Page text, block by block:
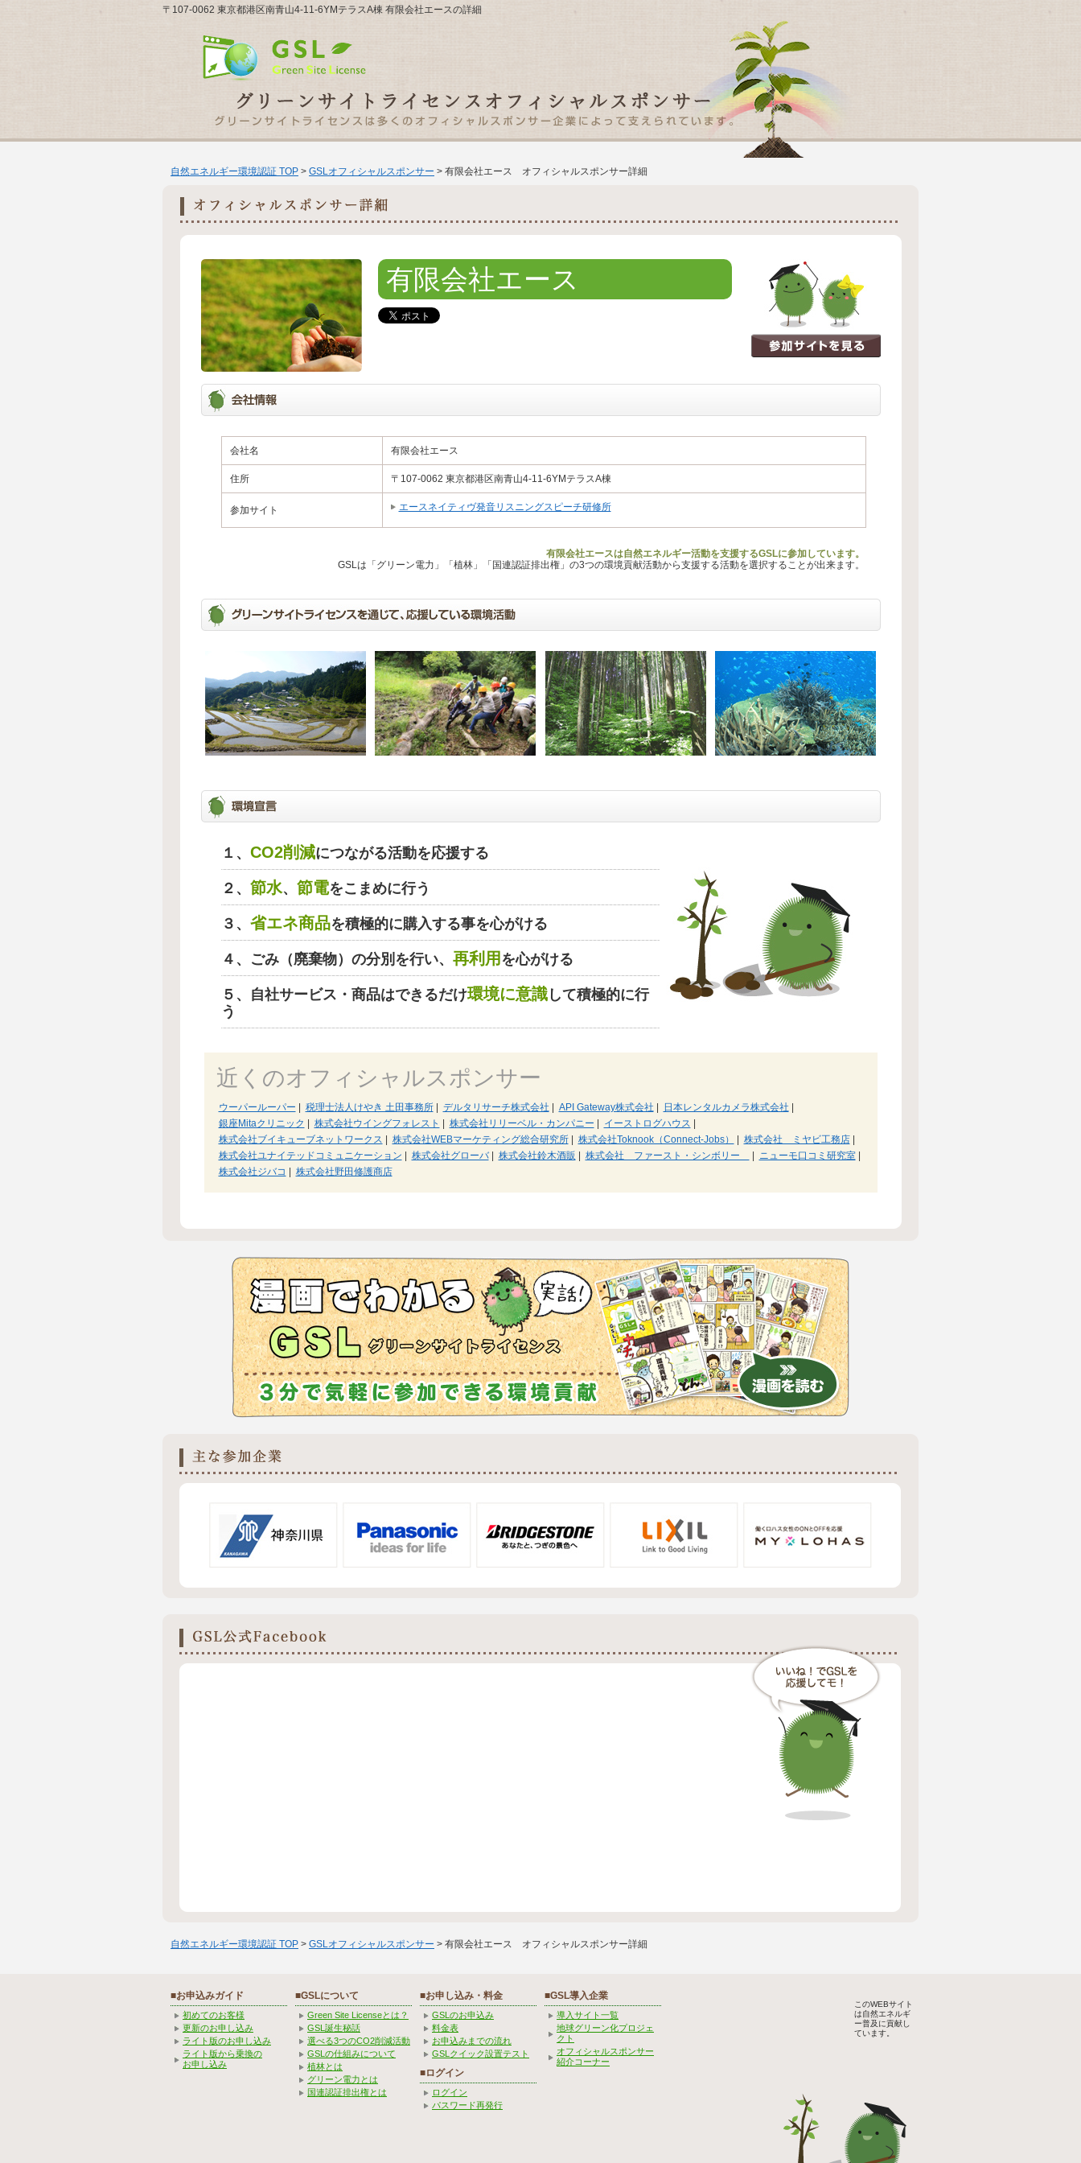
〒107-0062 東京都港区南青山4-11-6YMテラスA棟 有限会社エースの詳細
自然エネルギー環境認証 TOP > GSLオフィシャルスポンサー > 有限会社エース オフィシャルスポンサー詳細
有限会社エース
会社名 有限会社エース
住所 〒107-0062 東京都港区南青山4-11-6YMテラスA棟
参加サイト エースネイティヴ発音リスニングスピーチ研修所
有限会社エースは自然エネルギー活動を支援するGSLに参加しています。
GSLは「グリーン電力」「植林」「国連認証排出権」の3つの環境貢献活動から支援する活動を選択することが出来ます。
１、 CO2削減につながる活動を応援する
２、 節水、 節電をこまめに行う
３、 省エネ商品を積極的に購入する事を心がける
４、ごみ（廃棄物）の分別を行い、 再利用 を心がける
５、自社サービス・商品はできるだけ環境に意識して積極的に行
う
近くのオフィシャルスポンサー
ウーパールーパー 税理士法人けやき 土田事務所| デルタリサーチ株式会社 API Gateway株式会社 日本レンタルカメラ株式会社
銀座Mitaクリニック
株式会社ウイングフォレスト 株式会社リリーベル・カンパニー イーストログハウス
株式会社ブイキューブネットワークス
株式会社WEBマーケティング総合研究所| 株式会社Toknook（Connect-Jobs） 株式会社 ミヤビ工務店|
株式会社ユナイテッドコミュニケーション
株式会社グローバ| 株式会社鈴木酒販 株式会社 ファースト・シンボリー ニューモ口コミ研究室|
株式会社ジバコ
株式会社野田修護商店
自然エネルギー環境認証 TOP > GSLオフィシャルスポンサー > 有限会社エース オフィシャルスポンサー詳細
■お申込みガイド
初めてのお客様
更新のお申し込み
ライト版のお申し込み
ライト版から乗換の
お申し込み
■GSLについて
Green Site Licenseとは？
GSL誕生秘話
選べる3つのCO2削減活動
GSLの仕組みについて
植林とは
グリーン電力とは
国連認証排出権とは
■お申し込み・料金
GSLのお申込み
料金表
お申込みまでの流れ
GSLクイック設置テスト
■ログイン
ログイン
パスワード再発行
■GSL導入企業
導入サイト一覧
地球グリーン化プロジェ
クト
オフィシャルスポンサー
紹介コーナー
このWEBサイト
は自然エネルギ
ー普及に貢献し
ています。